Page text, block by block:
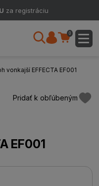
za registráciu
0
vonkajší EFFECTA EF001
Pridať k obľúbeným
EF001